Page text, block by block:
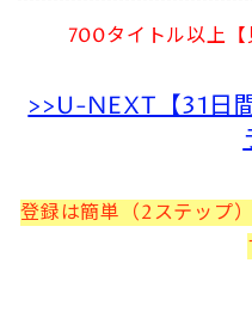
700タイトル以上
>>U-NEXT【31日
登録は簡単（2ステップ